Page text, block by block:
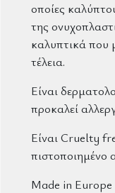
οποίες
της
καλυπτικά που
τέλεια.
Είναι
προκαλεί
Είναι Cruelty
πιστοποιημένο
Made in Europe